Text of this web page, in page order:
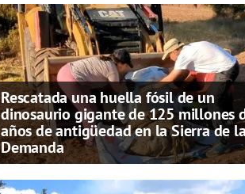
Rescatada una huella fósil de un
dinosaurio gigante de 125 millones
años de antigüedad en la Sierra de la
Demanda